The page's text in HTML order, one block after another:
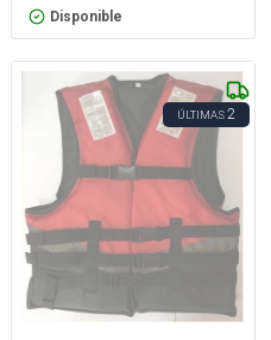
Disponible
ÚLTIMAS2